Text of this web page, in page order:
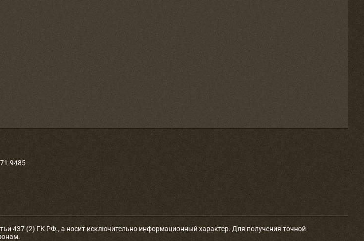
9485
437 (2) ГК РФ., а носит исключительно информационный характер. Для получения точной